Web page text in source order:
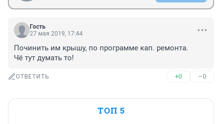
Гость
27 мая 2019, 17:44
Починить им крышу, по программе кап. ремонта.
Чё тут думать то!
ОТВЕТИТЬ +0 –0
ТОП 5